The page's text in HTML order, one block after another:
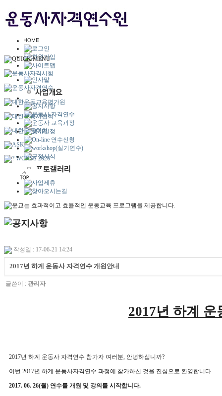
작성일 : 17-06-21 14:24
2017년 하계 운동사 자격연수 개원안내
글쓴이 : 관리자
2017년 하계
2017년 하계 운동사 자격연수 참가자 여러분, 안녕하십니까?
이번 2017년 하계 운동사자격연수 과정에 참가하신 것을 진심으로 환영합니다.
2017. 06. 26(월) 연수를 개원 및 강의를 시작합니다.